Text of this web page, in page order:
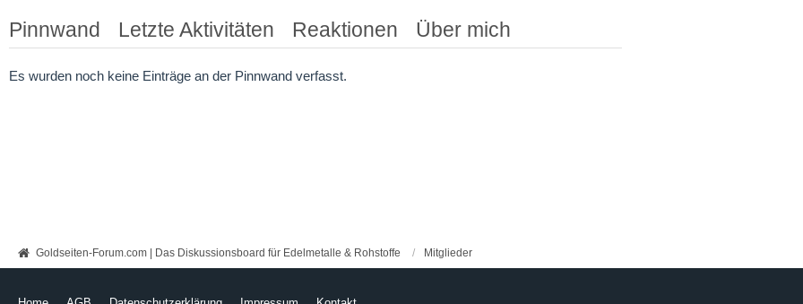
Goldseiten-Forum.com | Das Diskussionsboard für Edelmetalle & Rohstoffe Mitglieder
Pinnwand Letzte Aktivitäten Reaktionen Über mich
Es wurden noch keine Einträge an der Pinnwand verfasst.